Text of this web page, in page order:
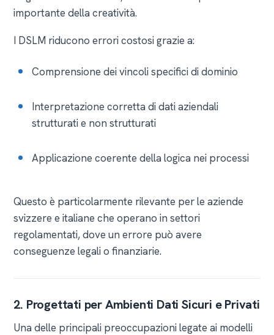
importante della creatività.
I DSLM riducono errori costosi grazie a:
Comprensione dei vincoli specifici di dominio
Interpretazione corretta di dati aziendali
strutturati e non strutturati
Applicazione coerente della logica nei processi
Questo è particolarmente rilevante per le aziende
svizzere e italiane che operano in settori
regolamentati, dove un errore può avere
conseguenze legali o finanziarie.
2. Progettati per Ambienti Dati Sicuri e Privati
Una delle principali preoccupazioni legate ai modelli